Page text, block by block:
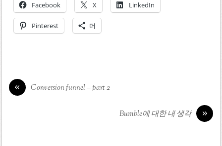
Facebook X LinkedIn
Pinterest 더
« Conversion funnel – part 2
»
Bumble에 대한 내 생각